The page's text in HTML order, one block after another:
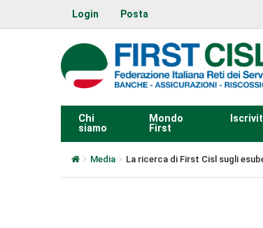
Login Posta
Chi
siamo
Mondo
First
Media La ricerca di First Cisl sugli